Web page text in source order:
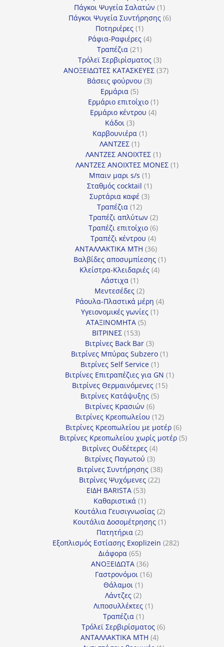
προϊόν
Πάγκοι Ψυγεία Σαλατών 11
προϊόν
Πάγκοι Ψυγεία Συντήρησης 66
Ποτηριέρες 11
προϊόν
Ράφια-Ραφιέρες 44
Τραπέζια 2121
προϊόντα
Τρόλεϊ Σερβιρίσματος 33
προϊόντα
ΑΝΟΞΕΙΔΩΤΕΣ ΚΑΤΑΣΚΕΥΕΣ 3737
Βάσεις φούρνου 33
Ερμάρια 55
προϊόντα
Ερμάριο επιτοίχιο 11
προϊόν
Ερμάριο κέντρου 44
Κάδοι 33
προϊόντα
Καρβουνιέρα 11
ΛΑΝΤΖΕΣ 11
προϊόν
ΛΑΝΤΖΕΣ ΑΝΟΙΧΤΕΣ 11
προϊόν
ΛΑΝΤΖΕΣ ΑΝΟΙΧΤΕΣ ΜΟΝΕΣ 11
Μπαιν μαρι s/s 11
προϊόν
Σταθμός cocktail 11
Συρτάρια καφέ 33
Τραπέζια 1212
προϊόντα
Τραπέζι απλύτων 22
προϊόντα
Τραπέζι επιτοίχιο 66
προϊόντα
Τραπέζι κέντρου 44
προϊόντα
ΑΝΤΑΛΛΑΚΤΙΚΑ MTH 3636
προϊόντα
Βαλβίδες αποσυμπίεσης 11
Κλείστρα-Κλειδαριές 44
Λάστιχα 11
προϊόν
Μεντεσέδες 22
προϊόντα
Ράουλα-Πλαστικά μέρη 44
Υγειονομικές γωνίες 11
ΑΤΑΞΙΝΟΜΗΤΑ 55
ΒΙΤΡΙΝΕΣ 153153
προϊόντα
Βιτρίνες Back Bar 33
προϊόντα
Βιτρίνες Mπύρας Subzero 11
Βιτρίνες Self Service 11
προϊόν
Βιτρίνες Επιτραπέζιες για GN 11
Βιτρίνες Θερμαινόμενες 1515
Βιτρίνες Κατάψυξης 55
Βιτρίνες Κρασιών 66
προϊόντα
Βιτρίνες Κρεοπωλείου 1212
προϊόντα
Βιτρίνες Κρεοπωλείου με μοτέρ 66
προϊόντα
Βιτρίνες Κρεοπωλείου χωρίς μοτέρ 55
Βιτρίνες Ουδέτερες 44
προϊόντα
Βιτρίνες Παγωτού 33
προϊόντα
Βιτρίνες Συντήρησης 3838
προϊόντα
Βιτρίνες Ψυχόμενες 2222
ΕΙΔΗ BARISTA 5353
προϊόντα
Καθαριστικά 11
προϊόν
Κουτάλια Γευσιγνωσίας 22
προϊόντα
Κουτάλια Δοσομέτρησης 11
Πατητήρια 22
προϊόντα
Εξοπλισμός Εστίασης Exoplizein 282282
Διάφορα 6565
προϊόντα
ΑΝΟΞΕΙΔΩΤΑ 3636
προϊόντα
Γαστρονόμοι 1616
Θάλαμοι 11
προϊόν
Λάντζες 22
προϊόντα
Λιποσυλλέκτες 11
Τραπέζια 11
προϊόν
Τρόλεϊ Σερβιρίσματος 66
ΑΝΤΑΛΛΑΚΤΙΚΑ MTH 44